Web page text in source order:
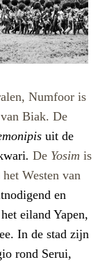
Numfoor is
Biak. De
uit de
. De Yosim is
Westen van
en
eiland Yapen,
In de stad zijn
rond Serui,